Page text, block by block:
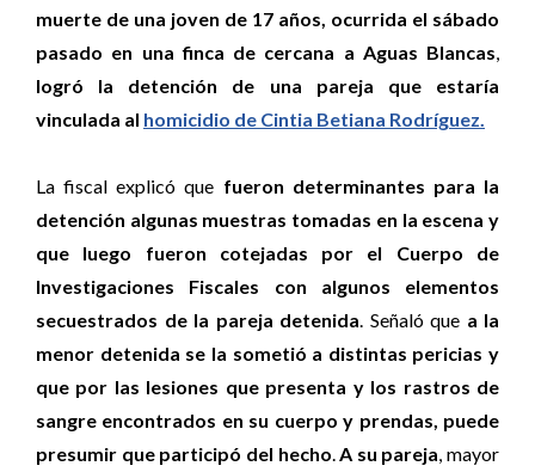
muerte de una joven de 17 años, ocurrida el sábado
pasado en una finca de cercana a Aguas Blancas,
logró la detención de una pareja que estaría
vinculada al homicidio de Cintia Betiana Rodríguez.
La fiscal explicó que fueron determinantes para la
detención algunas muestras tomadas en la escena y
que luego fueron cotejadas por el Cuerpo de
Investigaciones Fiscales con algunos elementos
secuestrados de la pareja detenida. Señaló que a la
menor detenida se la sometió a distintas pericias y
que por las lesiones que presenta y los rastros de
sangre encontrados en su cuerpo y prendas, puede
presumir que participó del hecho.A su pareja, mayor